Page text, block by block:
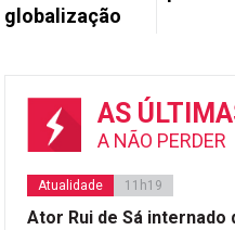
globalização
AS
A NÃO PERDER
Atualidade 11h19
Ator Rui de Sá